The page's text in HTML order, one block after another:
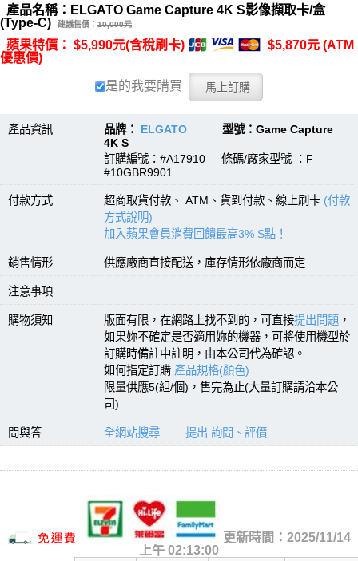
產品名稱：ELGATO Game Capture 4K S影像擷取卡/盒
(Type-C)
建議售價： 10,000元
蘋果特價： $5,990元(含稅刷卡)
$5,870元 (ATM
優惠價)
是的我要購買
產品資訊 品牌： ELGATO 型號：Game Capture
4K S
訂購編號：#A17910 條碼/廠家型號 ：F
#10GBR9901
付款方式 超商取貨付款、 ATM、貨到付款、線上刷卡 (付款
方式說明)
加入蘋果會員消費回饋最高3% S點！
銷售情形 供應廠商直接配送，庫存情形依廠商而定
注意事項
購物須知 版面有限，在網路上找不到的，可直接提出問題 ，
如果妳不確定是否適用妳的機器，可將使用機型於
訂購時備註中註明，由本公司代為確認。
如何指定訂購 產品規格(顏色)
限量供應5(組/個)，售完為止(大量訂購請洽本公
司)
問與答 全網站搜尋 提出 詢問、評價
更新時間：2025/11/14
上午 02:13:00